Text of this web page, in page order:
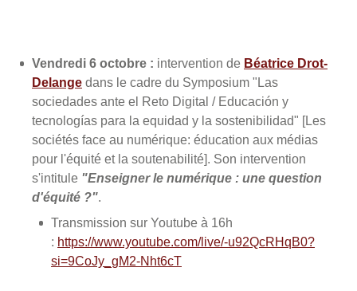
Vendredi 6 octobre : intervention de Béatrice Drot-
Delange dans le cadre du Symposium "Las
sociedades ante el Reto Digital / Educación y
tecnologías para la equidad y la sostenibilidad" [Les
sociétés face au numérique: éducation aux médias
pour l'équité et la soutenabilité]. Son intervention
s'intitule "Enseigner le numérique : une question
d'équité ?".
Transmission sur Youtube à 16h
: https://www.youtube.com/live/-u92QcRHqB0?
si=9CoJy_gM2-Nht6cT